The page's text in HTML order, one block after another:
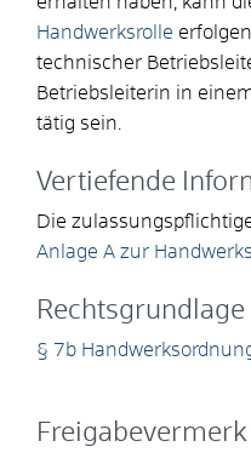
Handwerksrolle
technischer
Betriebsleiterin in
tätig sein.
Vertiefende
Die
Anlage A zur
Rechtsgrundlage
§ 7b
Freigabevermerk